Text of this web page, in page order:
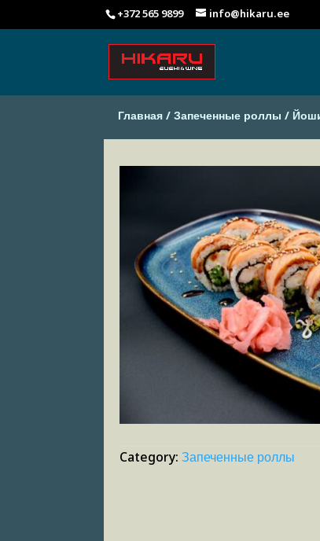
+372 565 9899 info@hikaru.ee
Главная/Запеченные роллы/
Category:Запеченные роллы